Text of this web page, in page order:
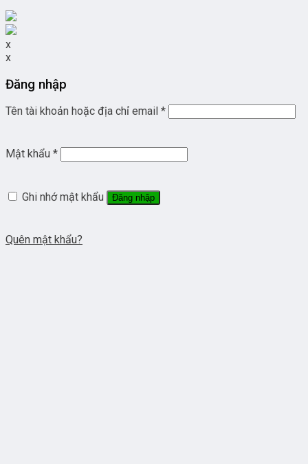
x
x
Đăng nhập
Tên tài khoản hoặc địa chỉ email *
Mật khẩu *
Ghi nhớ mật khẩu Đăng nhập
Quên mật khẩu?